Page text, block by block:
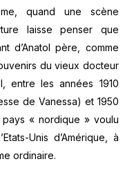
quand une scène
laisse penser que
d’Anatol père, comme
du vieux docteur
entre les années 1910
de Vanessa) et 1950
pays « nordique » voulu
Unis d’Amérique, à
ordinaire.